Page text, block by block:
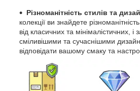
Різноманітність стилів та
колекції ви знайдете
від класичних та мінімалістичних, і
сміливішими та сучаснішими
відповідати вашому смаку та